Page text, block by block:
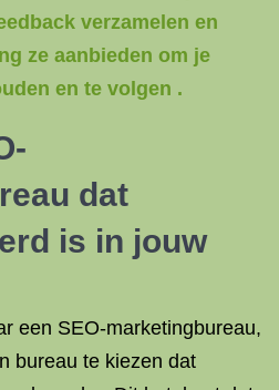
verzamelen en
ze aanbieden om je
en te volgen .
dat
is in jouw
een SEO-marketingbureau,
bureau te kiezen dat